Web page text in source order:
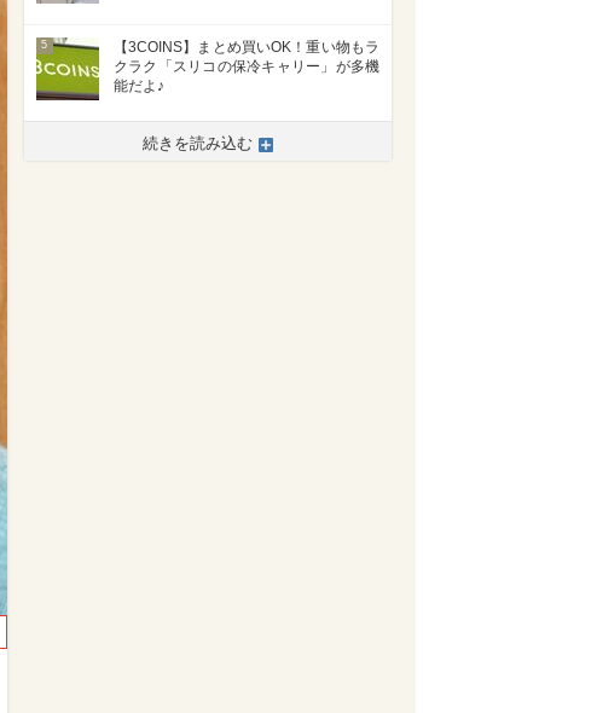
5
【3COINS】まとめ買いOK！重い物もラ
クラク「スリコの保冷キャリー」が多機
能だよ♪
続きを読み込む